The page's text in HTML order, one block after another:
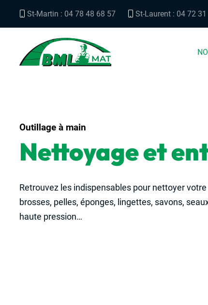
St-Martin : 04 78 48 68 57 St-Laurent : 04 72
Outillage à main
Nettoyage et
Retrouvez les indispensables pour nettoyer
brosses, pelles, éponges, lingettes, savons,
haute pression…